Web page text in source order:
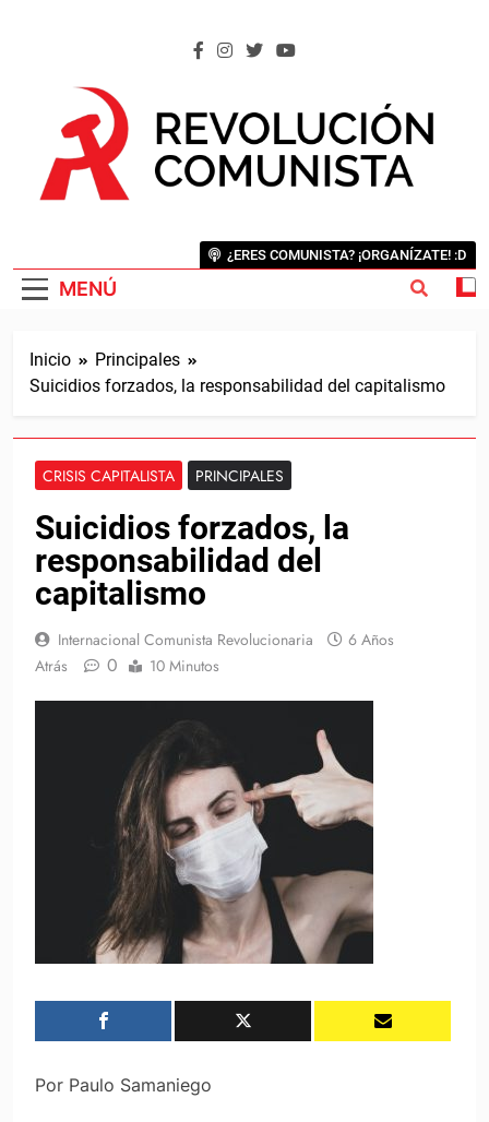
MENÚ
¿ERES COMUNISTA? ¡ORGANÍZATE! :D
Inicio
Principales
Suicidios forzados, la responsabilidad del capitalismo
CRISIS CAPITALISTA PRINCIPALES
Suicidios forzados, la
responsabilidad del
capitalismo
Internacional Comunista Revolucionaria
6 Años
Atrás
0 10 Minutos
Por Paulo Samaniego